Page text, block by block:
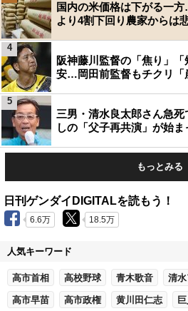
国内の米価格は下がる一
より4割下回り農家からは
阪神藤川監督の「焦り」
安…岡田前監督もチクリ「
4
三男・清水良太郎さん急
しの「父子再共演」が始
5
もっとみる
日刊ゲンダイDIGITALを読もう！
6.6万 18.5万
人気キーワード
高市首相 高校野球 青木歌音 清
高市早苗 高市政権 黄川田仁志